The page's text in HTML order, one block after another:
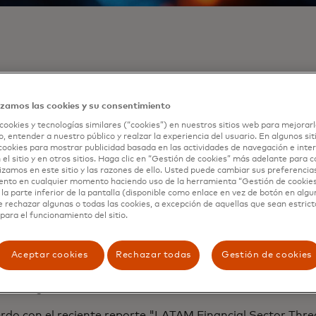
que el impacto de los ciberataques en México
Latina es cada vez más digital: pequeñas y medianas
cada vez más al entorno en línea, mientras que un
se conectan a Internet. Este aceleramiento digital
de crecimiento para el ecosistema digital, pero
Si la seguridad no se integra desde el núcleo de
la confianza puede ver comprometida —y con ella, las
promete.
digital actual, es importante entender la dinámica
de la región, particularmente en mercados como
de crecimiento y desarrollo son amplias, a pesar
las cookies y su consentimiento
y tecnologías similares (“cookies”) en nuestros sitios web para
entender a nuestro público y realzar la experiencia del usuario. En algunos
para mostrar publicidad basada en las actividades de navegación e
el sitio y en otros sitios. Haga clic en “Gestión de cookies” más adelante para
en este sitio y las razones de ello. Usted puede cambiar sus
en cualquier momento haciendo uso de la herramienta “Gestión de
la parte inferior de la pantalla (disponible como enlace en vez de botón en
rechazar algunas o todas las cookies, a excepción de aquellas que sean
el funcionamiento del sitio.
Aceptar cookies Rechazar todas Gestión de cookies